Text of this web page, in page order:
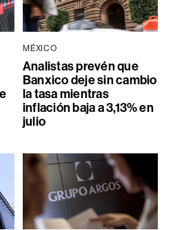
MÉXICO
Analistas prevén que
Banxico deje sin cambio
la tasa mientras
inflación baja a 3,13% en
julio